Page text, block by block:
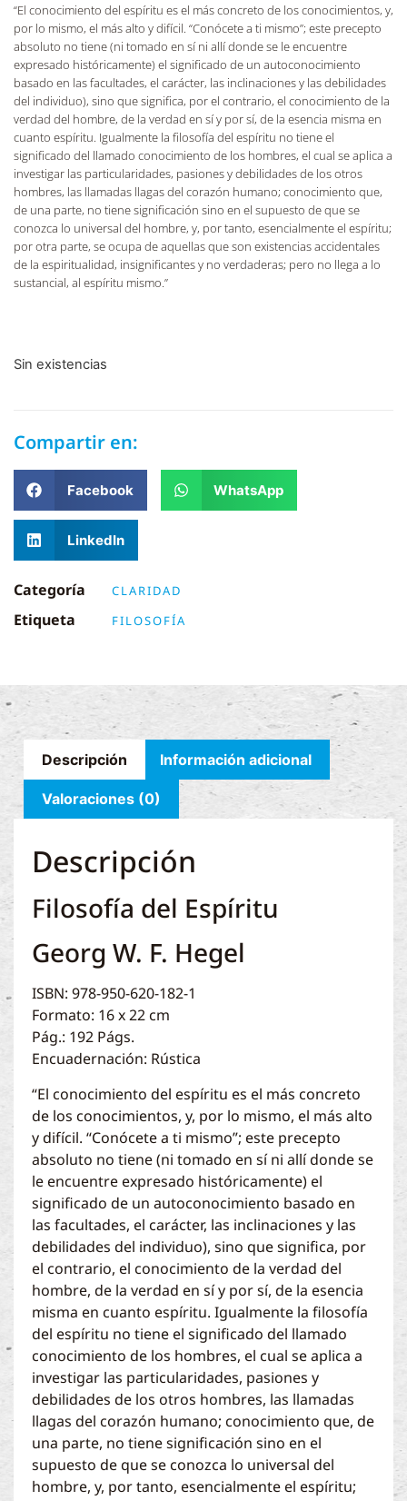
“El conocimiento del espíritu es el más concreto de los conocimientos, y,
por lo mismo, el más alto y difícil. “Conócete a ti mismo”; este precepto
absoluto no tiene (ni tomado en sí ni allí donde se le encuentre
expresado históricamente) el significado de un autoconocimiento
basado en las facultades, el carácter, las inclinaciones y las debilidades
del individuo), sino que significa, por el contrario, el conocimiento de la
verdad del hombre, de la verdad en sí y por sí, de la esencia misma en
cuanto espíritu. Igualmente la filosofía del espíritu no tiene el
significado del llamado conocimiento de los hombres, el cual se aplica a
investigar las particularidades, pasiones y debilidades de los otros
hombres, las llamadas llagas del corazón humano; conocimiento que,
de una parte, no tiene significación sino en el supuesto de que se
conozca lo universal del hombre, y, por tanto, esencialmente el espíritu;
por otra parte, se ocupa de aquellas que son existencias accidentales
de la espiritualidad, insignificantes y no verdaderas; pero no llega a lo
sustancial, al espíritu mismo.”
Sin existencias
Compartir en:
Facebook WhatsApp
LinkedIn
Categoría CLARIDAD
Etiqueta FILOSOFÍA
Descripción Información adicional
Valoraciones (0)
Descripción
Filosofía del Espíritu
Georg W. F. Hegel
ISBN: 978-950-620-182-1
Formato: 16 x 22 cm
Pág.: 192 Págs.
Encuadernación: Rústica
“El conocimiento del espíritu es el más concreto
de los conocimientos, y, por lo mismo, el más alto
y difícil. “Conócete a ti mismo”; este precepto
absoluto no tiene (ni tomado en sí ni allí donde se
le encuentre expresado históricamente) el
significado de un autoconocimiento basado en
las facultades, el carácter, las inclinaciones y las
debilidades del individuo), sino que significa, por
el contrario, el conocimiento de la verdad del
hombre, de la verdad en sí y por sí, de la esencia
misma en cuanto espíritu. Igualmente la filosofía
del espíritu no tiene el significado del llamado
conocimiento de los hombres, el cual se aplica a
investigar las particularidades, pasiones y
debilidades de los otros hombres, las llamadas
llagas del corazón humano; conocimiento que, de
una parte, no tiene significación sino en el
supuesto de que se conozca lo universal del
hombre, y, por tanto, esencialmente el espíritu;